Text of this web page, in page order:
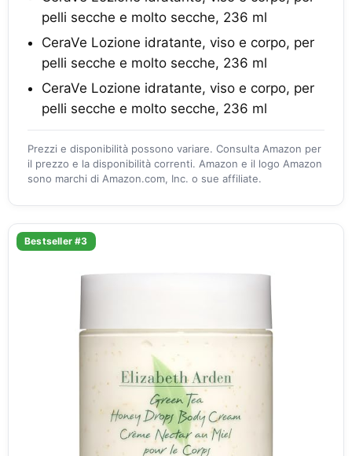
pelli secche e molto secche, 236 ml
CeraVe Lozione idratante, viso e corpo, per
pelli secche e molto secche, 236 ml
CeraVe Lozione idratante, viso e corpo, per
pelli secche e molto secche, 236 ml
Prezzi e disponibilità possono variare. Consulta Amazon per
il prezzo e la disponibilità correnti. Amazon e il logo Amazon
sono marchi di Amazon.com, Inc. o sue affiliate.
Bestseller #3